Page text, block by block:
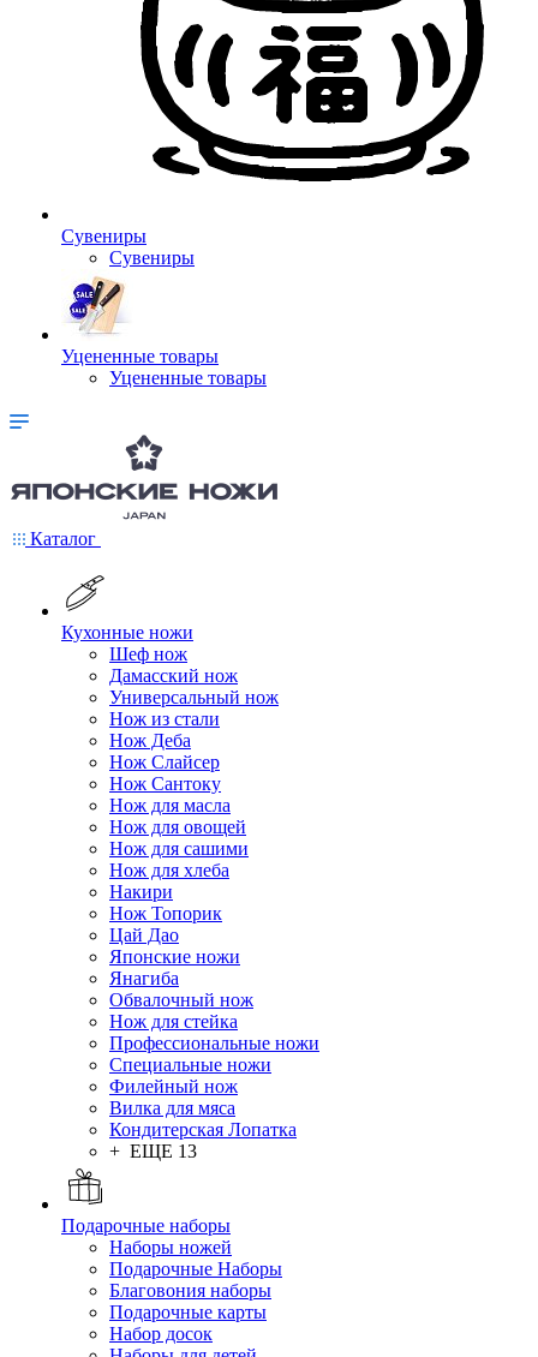
Сувениры
Сувениры
Уцененные товары
Уцененные товары
Каталог
Кухонные ножи
Шеф нож
Дамасский нож
Универсальный нож
Нож из стали
Нож Деба
Нож Слайсер
Нож Сантоку
Нож для масла
Нож для овощей
Нож для сашими
Нож для хлеба
Накири
Нож Топорик
Цай Дао
Японские ножи
Янагиба
Обвалочный нож
Нож для стейка
Профессиональные ножи
Специальные ножи
Филейный нож
Вилка для мяса
Кондитерская Лопатка
+ ЕЩЕ 13
Подарочные наборы
Наборы ножей
Подарочные Наборы
Благовония наборы
Подарочные карты
Набор досок